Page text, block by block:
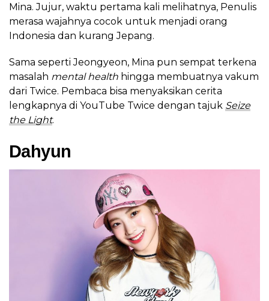
Mina. Jujur, waktu pertama kali melihatnya, Penulis
merasa wajahnya cocok untuk menjadi orang
Indonesia dan kurang Jepang.
Sama seperti Jeongyeon, Mina pun sempat terkena
masalah mental health hingga membuatnya vakum
dari Twice. Pembaca bisa menyaksikan cerita
lengkapnya di YouTube Twice dengan tajuk Seize
the Light.
Dahyun